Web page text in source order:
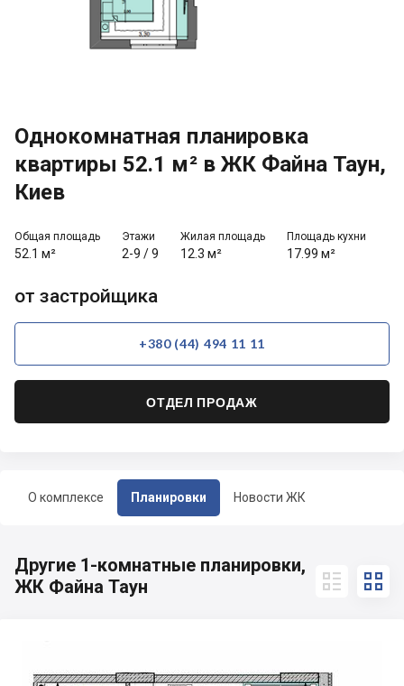
О комплексе Планировки Новости ЖК
Однокомнатная планировка
квартиры 52.1 м² в ЖК Файна Таун,
Киев
Общая площадь
52.1 м²
Этажи
2-9 /9
Жилая площадь
12.3 м²
Площадь кухни
17.99 м²
от застройщика
+380 (44) 494 11 11
ОТДЕЛ ПРОДАЖ
Другие 1-комнатные планировки,
ЖК Файна Таун
 